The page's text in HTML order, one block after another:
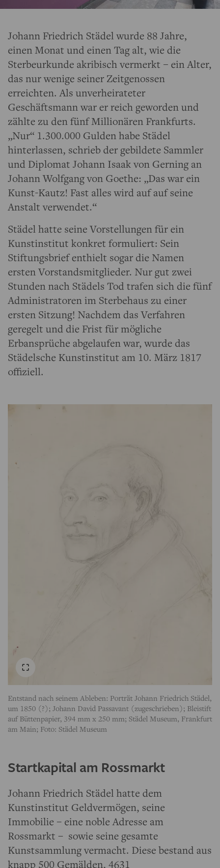
Johann Friedrich Städel wurde 88 Jahre,
einen Monat und einen Tag alt, wie die
Sterbeurkunde akribisch vermerkt – ein Alter,
das nur wenige seiner Zeitgenossen
erreichten. Als unverheirateter
Geschäftsmann war er reich geworden und
zählte zu den fünf Millionären Frankfurts.
„Nur“ 1.300.000 Gulden habe Städel
hinterlassen, schrieb der gebildete Sammler
und Diplomat Johann Isaak von Gerning an
Johann Wolfgang von Goethe: „Das war ein
Kunst-Kautz! Fast alles wird auf auf seine
Anstalt verwendet.“
Städel hatte seine Vorstellungen für ein
Kunstinstitut konkret formuliert: Sein
Stiftungsbrief enthielt sogar die Namen
ersten Vorstandsmitglieder. Nur gut zwei
Stunden nach Städels Tod trafen sich die fünf
Administratoren im Sterbehaus zu einer
ersten Sitzung! Nachdem das Verfahren
geregelt und die Frist für mögliche
Erbansprüche abgelaufen war, wurde das
Städelsche Kunstinstitut am 10. März 1817
offiziell.
Entstand nach seinem Ableben: Porträt Johann Friedrich Städel,
um 1850 (?); Johann David Passavant (zugeschrieben); Bleistift
auf Büttenpapier, 394 mm x 250 mm; Städel Museum, Frankfurt
am Main; Foto: Städel Museum
Startkapital am Rossmarkt
Johann Friedrich Städel hatte dem
Kunstinstitut Geldvermögen, seine
Immobilie – eine noble Adresse am
Rossmarkt – sowie seine gesamte
Kunstsammlung vermacht. Diese bestand aus
knapp 500 Gemälden, 4631